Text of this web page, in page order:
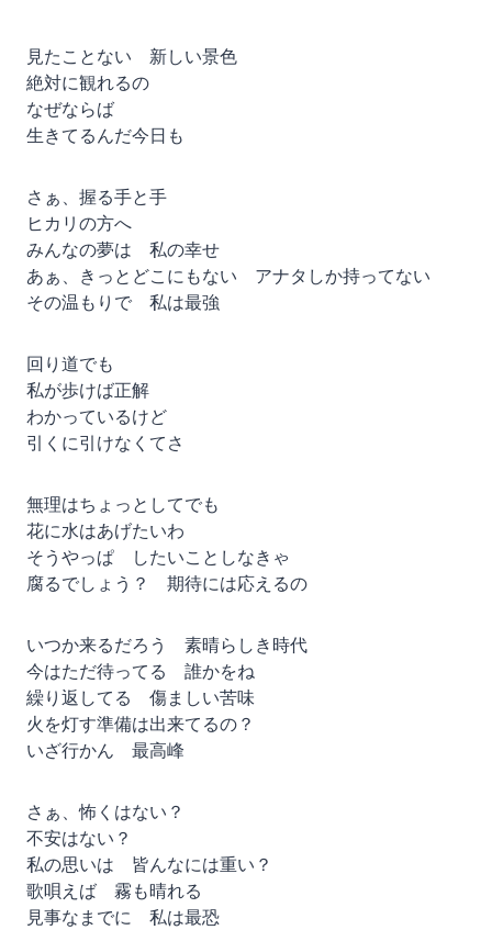
見たことない 新しい景色
絶対に観れるの
なぜならば
生きてるんだ今日も
さぁ、握る手と手
ヒカリの方へ
みんなの夢は 私の幸せ
あぁ、きっとどこにもない アナタしか持ってない
その温もりで 私は最強
回り道でも
私が歩けば正解
わかっているけど
引くに引けなくてさ
無理はちょっとしてでも
花に水はあげたいわ
そうやっぱ したいことしなきゃ
腐るでしょう？ 期待には応えるの
いつか来るだろう 素晴らしき時代
今はただ待ってる 誰かをね
繰り返してる 傷ましい苦味
火を灯す準備は出来てるの？
いざ行かん 最高峰
さぁ、怖くはない？
不安はない？
私の思いは 皆んなには重い？
歌唄えば 霧も晴れる
見事なまでに 私は最恐